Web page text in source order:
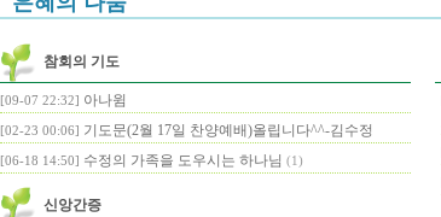
참회의 기도
[09-07 22:32] 아나윔
[02-23 00:06] 기도문(2월 17일 찬양예배)올립니다^^-김수정
[06-18 14:50] 수정의 가족을 도우시는 하나님 (1)
신앙간증